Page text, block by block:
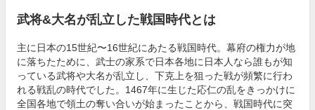
武将&大名が乱立した戦国時代とは
主に日本の15世紀〜16世紀にあたる戦国時代。幕府の権力が地
に落ちたために、武士の家系で日本各地に日本人なら誰もが知
っている武将や大名が乱立し、下克上を狙った戦が頻繁に行わ
れる戦乱の時代でした。1467年に生じた応仁の乱をきっかけに
全国各地で領土の奪い合いが始まったことから、戦国時代に突